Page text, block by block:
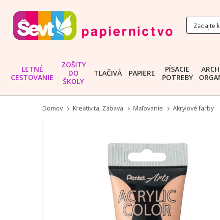
LETNÉ
CESTOVANIE
ZOŠITY
DO
ŠKOLY
TLAČIVÁ PAPIERE
PÍSACIE
POTREBY
Domov Kreativita, Zábava Maľovanie Akrylové farby